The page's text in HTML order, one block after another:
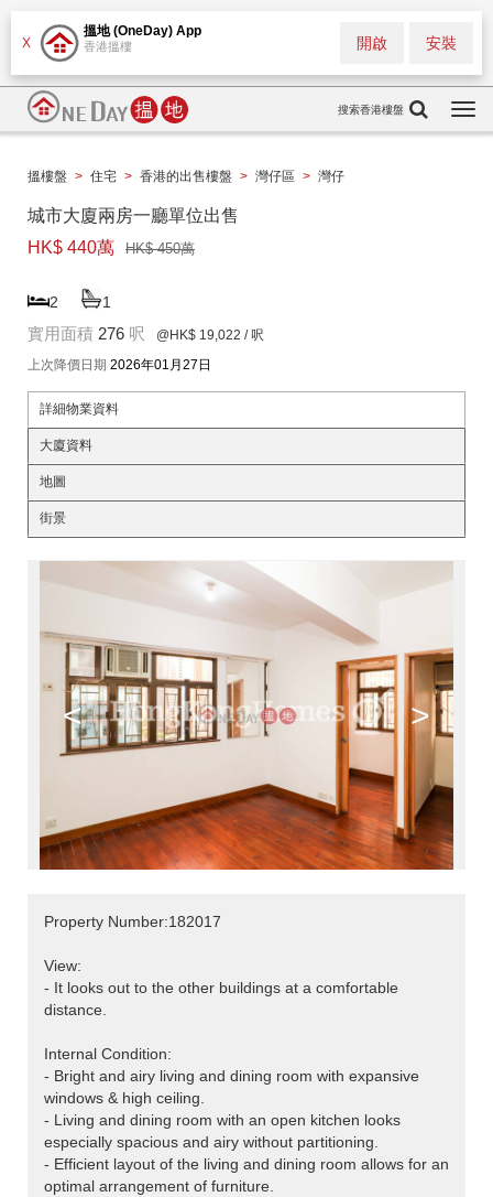
X
搵地 (OneDay) App
香港搵樓 安裝
開啟
搜索香港樓盤
搵樓盤 > 住宅 > 香港的出售樓盤 > 灣仔區 > 灣仔
城市大廈兩房一廳單位出售
HK$ 440萬
HK$ 450萬
2 1
實用面積 276 呎 @HK$ 19,022 / 呎
上次降價日期 2026年01月27日
詳細物業資料
大廈資料
地圖
街景
< >
Property Number:182017
View:
- It looks out to the other buildings at a comfortable
distance.
Internal Condition:
- Bright and airy living and dining room with expansive
windows & high ceiling.
- Living and dining room with an open kitchen looks
especially spacious and airy without partitioning.
- Efficient layout of the living and dining room allows for an
optimal arrangement of furniture.